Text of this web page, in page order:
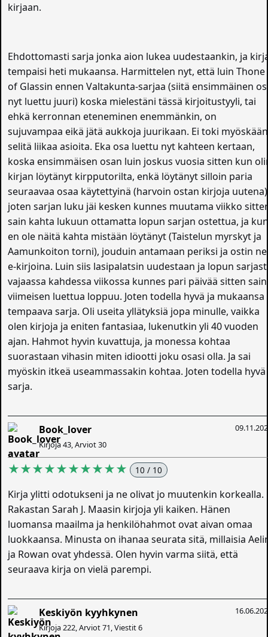
kirjaan.
Ehdottomasti sarja jonka aion lukea uudestaankin, ja
tempaisi heti mukaansa. Harmittelen nyt, että luin Thone
of Glassin ennen Valtakunta-sarjaa (siitä ensimmäinen
nyt luettu juuri) koska mielestäni tässä kirjoitustyyli, tai
ehkä kerronnan eteneminen enemmänkin, on
sujuvampaa eikä jätä aukkoja juurikaan. Ei toki myöskään
selitä liikaa asioita. Eka osa luettu nyt kahteen kertaan,
koska ensimmäisen osan luin joskus vuosia sitten kun
kirjan löytänyt kirpputorilta, enkä löytänyt silloin paria
seuraavaa osaa käytettyinä (harvoin ostan kirjoja
joten sarjan luku jäi kesken kunnes muutama viikko
sain kahta lukuun ottamatta lopun sarjan ostettua, ja
en ole näitä kahta mistään löytänyt (Taistelun myrskyt ja
Aamunkoiton torni), jouduin antamaan periksi ja ostin ne
e-kirjoina. Luin siis lasipalatsin uudestaan ja lopun
vajaassa kahdessa viikossa kunnes pari päivää sitten sain
viimeisen luettua loppuu. Joten todella hyvä ja mukaansa
tempaava sarja. Oli useita yllätyksiä jopa minulle, vaikka
olen kirjoja ja eniten fantasiaa, lukenutkin yli 40 vuoden
ajan. Hahmot hyvin kuvattuja, ja monessa kohtaa
suorastaan vihasin miten idiootti joku osasi olla. Ja sai
myöskin itkeä useammassakin kohtaa. Joten todella hyvä
sarja.
Book_lover
Kirjoja 43, Arviot 30
★★★★★★★★★★ 10 / 10
Kirja ylitti odotukseni ja ne olivat jo muutenkin korkealla.
Rakastan Sarah J. Maasin kirjoja yli kaiken. Hänen
luomansa maailma ja henkilöhahmot ovat aivan omaa
luokkaansa. Minusta on ihanaa seurata sitä, millaisia
ja Rowan ovat yhdessä. Olen hyvin varma siitä, että
seuraava kirja on vielä parempi.
Keskiyön kyyhkynen
Kirjoja 222, Arviot 71, Viestit 6